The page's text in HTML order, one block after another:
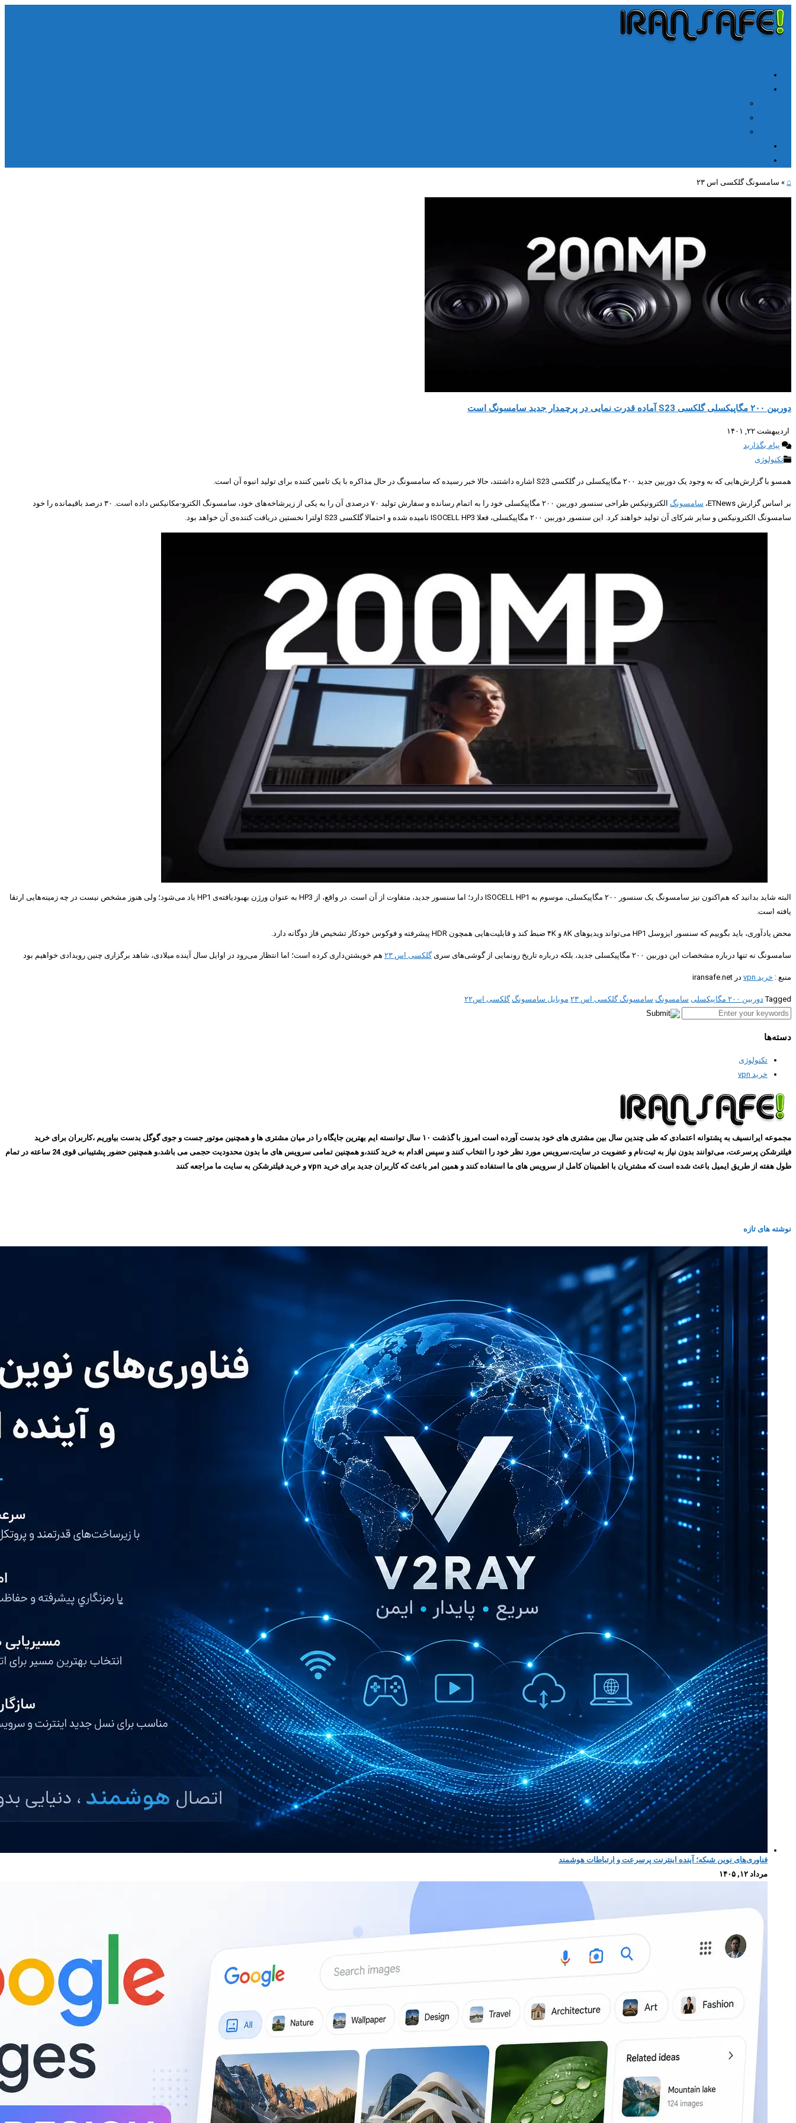
⌂
» سامسونگ گلکسی اس ۲۳
دوربین ۲۰۰ مگاپیکسلی گلکسی S23 آماده قدرت نمایی در پرچمدار جدید سامسونگ است
اردیبهشت ۲۲, ۱۴۰۱
پیام بگذارید
تکنولوژی
همسو با گزارش‌هایی که به وجود یک دوربین جدید ۲۰۰ مگاپیکسلی در گلکسی S23 اشاره داشتند، حالا خبر رسیده که سامسونگ در حال مذاکره با یک تامین کننده برای تولید انبوه آن است.
بر اساس گزارش ETNews، سامسونگ
الکترونیکس طراحی سنسور دوربین ۲۰۰ مگاپیکسلی خود را به اتمام رسانده و سفارش تولید ۷۰ درصدی آن را به یکی از زیرشاخه‌های خود، سامسونگ الکترو-مکانیکس داده است. ۳۰ درصد باقیمانده را خود
سامسونگ الکترونیکس و سایر شرکای آن تولید خواهند کرد. این سنسور دوربین ۲۰۰ مگاپیکسلی، فعلا ISOCELL HP3 نامیده شده و احتمالا گلکسی S23 اولترا نخستین دریافت کننده‌ی آن خواهد بود.
البته شاید بدانید که هم‌اکنون نیز سامسونگ یک سنسور ۲۰۰ مگاپیکسلی، موسوم به ISOCELL HP1 دارد؛ اما سنسور جدید، متفاوت از آن است. در واقع، از HP3 به عنوان ورژن بهبودیافته‌ی HP1 یاد می‌شود؛ ولی هنوز مشخص نیست در چه زمینه‌هایی ارتقا
یافته است.
محض یادآوری، باید بگوییم که سنسور ایزوسل HP1 می‌تواند ویدیوهای ۸K و ۴K ضبط کند و قابلیت‌هایی همچون HDR پیشرفته و فوکوس خودکار تشخیص فاز دوگانه دارد.
سامسونگ نه تنها درباره مشخصات این دوربین ۲۰۰ مگاپیکسلی جدید، بلکه درباره تاریخ رونمایی از گوشی‌های سری گلکسی اس ۲۳ هم خویشتن‌داری کرده است؛ اما انتظار می‌رود در اوایل سال آینده میلادی، شاهد برگزاری چنین رویدادی خواهیم بود
منبع : خرید vpn در iransafe.net
Tagged دوربین ۲۰۰ مگاپیکسلی سامسونگ سامسونگ گلکسی اس ۲۳ موبایل سامسونگ گلکسی اس۲۲
دسته‌ها
تکنولوژی
خرید vpn
مجموعه ایرانسیف به پشتوانه اعتمادی که طی چندین سال بین مشتری های خود بدست آورده است امروز با گذشت ۱۰ سال توانسته ایم بهترین جایگاه را در میان مشتری ها و همچنین موتور جست و جوی گوگل بدست بیاوریم ،کاربران برای خرید
فیلترشکن پرسرعت، می‌توانند بدون نیاز به ثبت‌نام و عضویت در سایت،سرویس مورد نظر خود را انتخاب کنند و سپس اقدام به خرید کنند،و همچنین تمامی سرویس های ما بدون محدودیت حجمی می باشد،و همچنین حضور پشتیبانی قوی 24 ساعته در تمام
طول هفته از طریق ایمیل باعث شده است که مشتریان با اطمینان کامل از سرویس های ما استفاده کنند و همین امر باعث که کاربران جدید برای خرید vpn و خرید فیلترشکن به سایت ما مراجعه کنند
نوشته های تازه
فناوری‌های نوین شبکه؛ آینده اینترنت پرسرعت و ارتباطات هوشمند
مرداد ۱۲, ۱۴۰۵